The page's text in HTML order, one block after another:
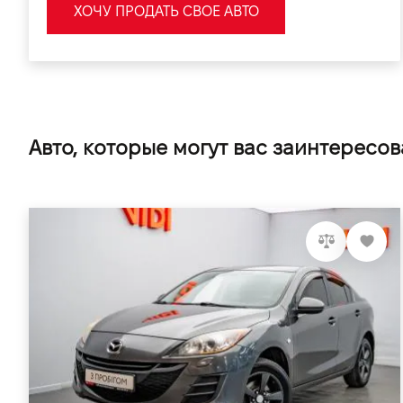
ХОЧУ ПРОДАТЬ СВОЕ АВТО
Авто, которые могут вас